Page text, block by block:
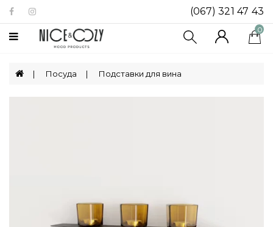
(067) 321 47 43
Категории
Посуда
0
Посуда Подставки для вина